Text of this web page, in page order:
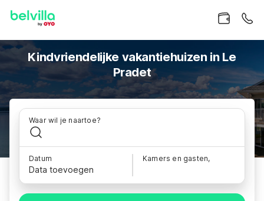
Kindvriendelijke vakantiehuizen in Le
Pradet
Waar wil je naartoe?
Datum
Data toevoegen
Kamers en gasten,